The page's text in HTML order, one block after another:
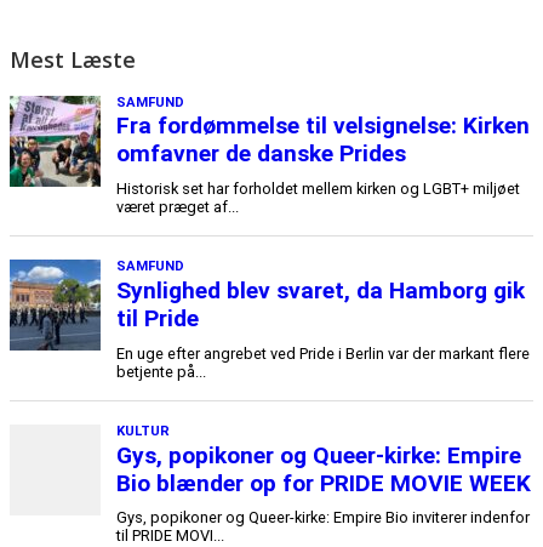
Mest Læste
SAMFUND
Fra fordømmelse til velsignelse: Kirken
omfavner de danske Prides
Historisk set har forholdet mellem kirken og LGBT+ miljøet
været præget af...
SAMFUND
Synlighed blev svaret, da Hamborg gik
til Pride
En uge efter angrebet ved Pride i Berlin var der markant flere
betjente på...
KULTUR
Gys, popikoner og Queer-kirke: Empire
Bio blænder op for PRIDE MOVIE WEEK
Gys, popikoner og Queer-kirke: Empire Bio inviterer indenfor
til PRIDE MOVI...